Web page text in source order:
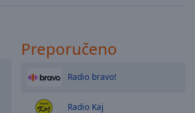
Preporučeno
Radio bravo!
Radio Kaj